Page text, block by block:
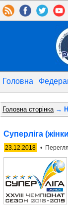
Головна
Головна сторінка→
Суперліга
23.12.2018 •